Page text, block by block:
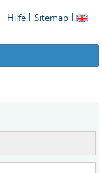
Hilfe Sitemap